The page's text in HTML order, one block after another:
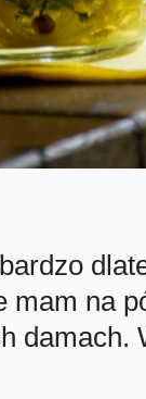
mam na
damach.